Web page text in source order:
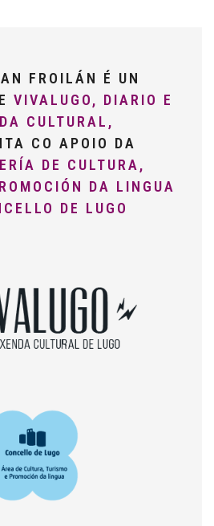
FROILÁN É UN
VIVALUGO, DIARIO E
CULTURAL,
CO APOIO DA
DE CULTURA,
DA LINGUA
DE LUGO